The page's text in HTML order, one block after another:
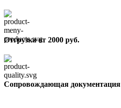
Отгрузка от 2000 руб.
Сопровождающая документация